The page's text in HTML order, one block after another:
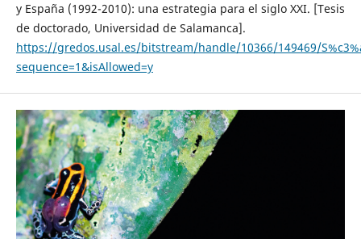
y España (1992-2010): una estrategia para el siglo XXI. [Tesis
de doctorado, Universidad de Salamanca].
https://gredos.usal.es/bitstream/handle/10366/149469/
sequence=1&isAllowed=y